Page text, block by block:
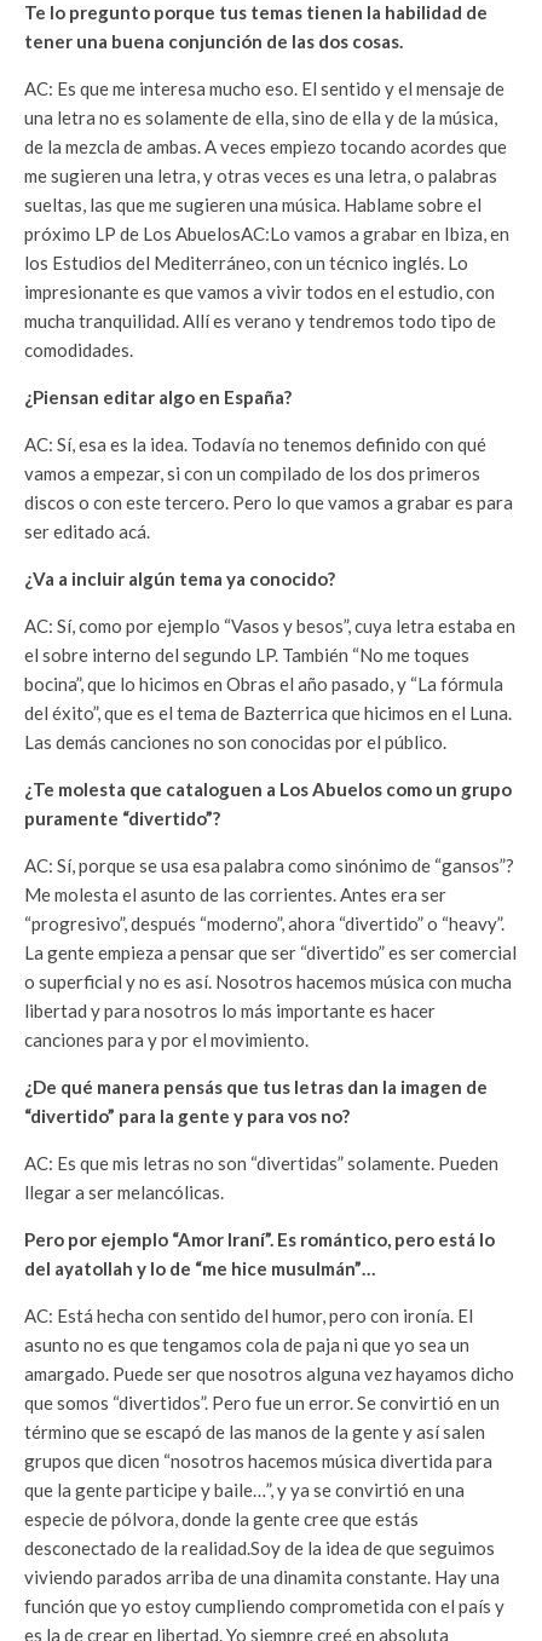
Te lo pregunto porque tus temas tienen la habilidad de
tener una buena conjunción de las dos cosas.
AC: Es que me interesa mucho eso. El sentido y el mensaje de
una letra no es solamente de ella, sino de ella y de la música,
de la mezcla de ambas. A veces empiezo tocando acordes que
me sugieren una letra, y otras veces es una letra, o palabras
sueltas, las que me sugieren una música. Hablame sobre el
próximo LP de Los AbuelosAC:Lo vamos a grabar en Ibiza, en
los Estudios del Mediterráneo, con un técnico inglés. Lo
impresionante es que vamos a vivir todos en el estudio, con
mucha tranquilidad. Allí es verano y tendremos todo tipo de
comodidades.
¿Piensan editar algo en España?
AC: Sí, esa es la idea. Todavía no tenemos definido con qué
vamos a empezar, si con un compilado de los dos primeros
discos o con este tercero. Pero lo que vamos a grabar es para
ser editado acá.
¿Va a incluir algún tema ya conocido?
AC: Sí, como por ejemplo “Vasos y besos”, cuya letra estaba en
el sobre interno del segundo LP. También “No me toques
bocina”, que lo hicimos en Obras el año pasado, y “La fórmula
del éxito”, que es el tema de Bazterrica que hicimos en el Luna.
Las demás canciones no son conocidas por el público.
¿Te molesta que cataloguen a Los Abuelos como un grupo
puramente “divertido”?
AC: Sí, porque se usa esa palabra como sinónimo de “gansos”?
Me molesta el asunto de las corrientes. Antes era ser
“progresivo”, después “moderno”, ahora “divertido” o “heavy”.
La gente empieza a pensar que ser “divertido” es ser comercial
o superficial y no es así. Nosotros hacemos música con mucha
libertad y para nosotros lo más importante es hacer
canciones para y por el movimiento.
¿De qué manera pensás que tus letras dan la imagen de
“divertido” para la gente y para vos no?
AC: Es que mis letras no son “divertidas” solamente. Pueden
llegar a ser melancólicas.
Pero por ejemplo “Amor Iraní”. Es romántico, pero está lo
del ayatollah y lo de “me hice musulmán”…
AC: Está hecha con sentido del humor, pero con ironía. El
asunto no es que tengamos cola de paja ni que yo sea un
amargado. Puede ser que nosotros alguna vez hayamos dicho
que somos “divertidos”. Pero fue un error. Se convirtió en un
término que se escapó de las manos de la gente y así salen
grupos que dicen “nosotros hacemos música divertida para
que la gente participe y baile…”, y ya se convirtió en una
especie de pólvora, donde la gente cree que estás
desconectado de la realidad.Soy de la idea de que seguimos
viviendo parados arriba de una dinamita constante. Hay una
función que yo estoy cumpliendo comprometida con el país y
es la de crear en libertad. Yo siempre creé en absoluta